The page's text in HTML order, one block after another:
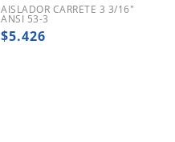
AISLADOR CARRETE 3 3/16″
ANSI 53-3
$5.426